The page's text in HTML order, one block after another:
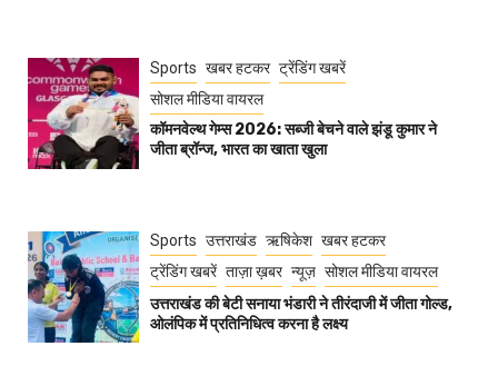
Sports खबर हटकर ट्रेंडिंग खबरें
सोशल मीडिया वायरल
कॉमनवेल्थ गेम्स 2026: सब्जी बेचने वाले झंडू कुमार ने
जीता ब्रॉन्ज, भारत का खाता खुला
Sports उत्तराखंड ऋषिकेश खबर हटकर
ट्रेंडिंग खबरें ताज़ा ख़बर न्यूज़ सोशल मीडिया वायरल
उत्तराखंड की बेटी सनाया भंडारी ने तीरंदाजी में जीता गोल्ड,
ओलंपिक में प्रतिनिधित्व करना है लक्ष्य